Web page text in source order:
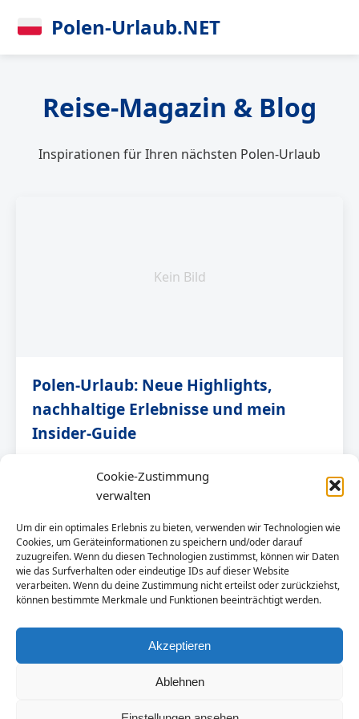
Cookie-Zustimmung
verwalten
Um dir ein optimales Erlebnis zu bieten, verwenden wir Technologien wie
Cookies, um Geräteinformationen zu speichern und/oder darauf
zuzugreifen. Wenn du diesen Technologien zustimmst, können wir Daten
wie das Surfverhalten oder eindeutige IDs auf dieser Website
verarbeiten. Wenn du deine Zustimmung nicht erteilst oder zurückziehst,
können bestimmte Merkmale und Funktionen beeinträchtigt werden.
Akzeptieren
Ablehnen
Polen-Urlaub.NET
Reise-Magazin & Blog
Inspirationen für Ihren nächsten Polen-Urlaub
Kein Bild
Polen-Urlaub: Neue Highlights,
nachhaltige Erlebnisse und mein
Insider-Guide
Wow, 2026 verspricht für Reisende nach Polen ein
besonders aufregendes Jahr zu werden! In meiner
ARTIKEL LESEN →
© 2026 Polen-Urlaub.NET. Alle Rechte vorbehalten.